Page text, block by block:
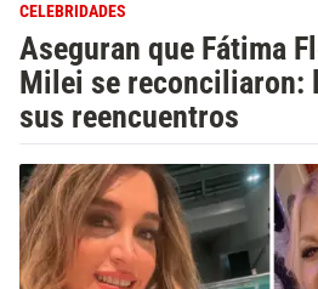
CELEBRIDADES
Aseguran que Fátima
Milei se reconciliaron:
sus reencuentros